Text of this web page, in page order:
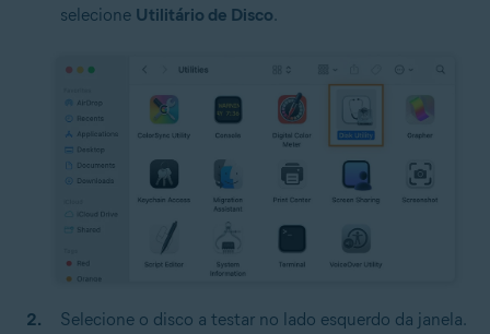
selecione Utilitário de Disco.
Selecione o disco a testar no lado esquerdo da janela.